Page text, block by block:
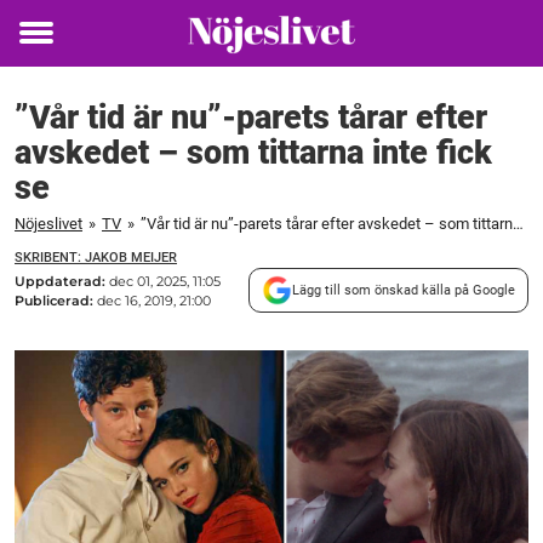
Toggle
”Vår tid är nu”-parets tårar efter
avskedet – som tittarna inte fick
se
Nöjeslivet » TV » ”Vår tid är nu”-parets tårar efter avskedet – som tittarna inte fick se
SKRIBENT: JAKOB MEIJER
Uppdaterad: dec 01, 2025, 11:05
Publicerad: dec 16, 2019, 21:00
Lägg till som önskad källa på Google